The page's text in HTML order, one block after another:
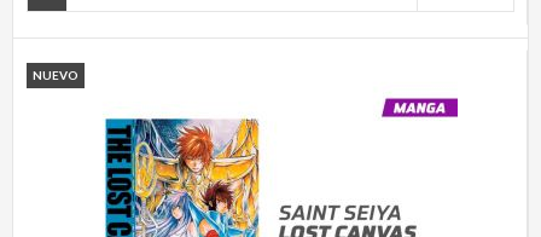
NUEVO